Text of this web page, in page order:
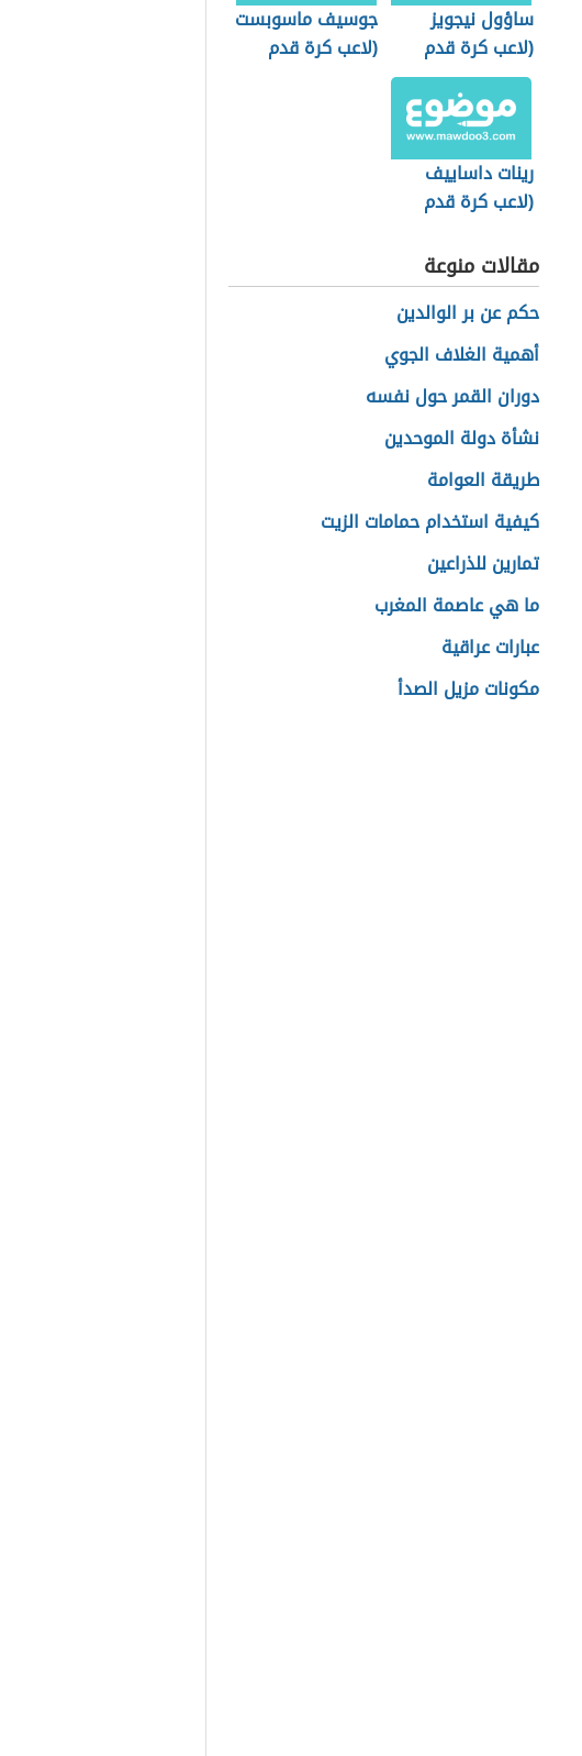
ساؤول نيجويز
(لاعب كرة قدم
إسباني)
جوسيف ماسوبست
(لاعب كرة قدم
رينات داساييف
(لاعب كرة قدم
مقالات منوعة
حكم عن بر الوالدين
أهمية الغلاف الجوي
دوران القمر حول نفسه
نشأة دولة الموحدين
طريقة العوامة
كيفية استخدام حمامات الزيت
تمارين للذراعين
ما هي عاصمة المغرب
عبارات عراقية
مكونات مزيل الصدأ